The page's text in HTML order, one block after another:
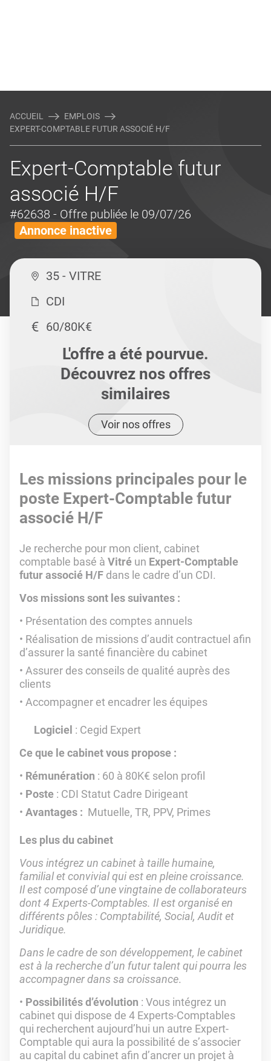
ACCUEIL
EMPLOIS
EXPERT-COMPTABLE FUTUR ASSOCIÉ H/F
Expert-Comptable futur
associé H/F
#62638 - Offre publiée le 09/07/26
Annonce inactive
35 - VITRE
CDI
60/80K€
L'offre a été pourvue.
Découvrez nos offres
similaires
Voir nos offres
Les missions principales pour le
poste Expert-Comptable futur
associé H/F
Je recherche pour mon client, cabinet
comptable basé à Vitré un Expert-Comptable
futur associé H/F dans le cadre d’un CDI.
Vos missions sont les suivantes :
Présentation des comptes annuels
Réalisation de missions d’audit contractuel afin
d’assurer la santé financière du cabinet
Assurer des conseils de qualité auprès des
clients
Accompagner et encadrer les équipes
Logiciel : Cegid Expert
Ce que le cabinet vous propose :
Rémunération : 60 à 80K€ selon profil
Poste : CDI Statut Cadre Dirigeant
Avantages : Mutuelle, TR, PPV, Primes
Les plus du cabinet
Vous intégrez un cabinet à taille humaine,
familial et convivial qui est en pleine croissance.
Il est composé d’une vingtaine de collaborateurs
dont 4 Experts-Comptables. Il est organisé en
différents pôles : Comptabilité, Social, Audit et
Juridique.
Dans le cadre de son développement, le cabinet
est à la recherche d’un futur talent qui pourra les
accompagner dans sa croissance.
Possibilités d’évolution : Vous intégrez un
cabinet qui dispose de 4 Experts-Comptables
qui recherchent aujourd’hui un autre Expert-
Comptable qui aura la possibilité de s’associer
au capital du cabinet afin d’ancrer un projet à